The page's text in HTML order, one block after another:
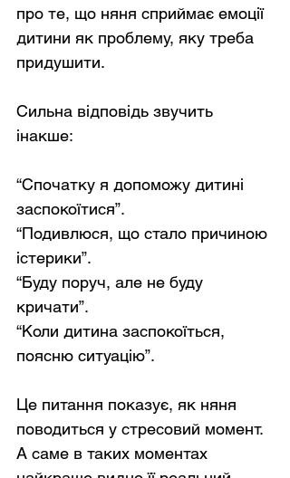
про те, що няня сприймає емоції
дитини як проблему, яку треба
придушити.
Сильна відповідь звучить
інакше:
“Спочатку я допоможу дитині
заспокоїтися”.
“Подивлюся, що стало причиною
істерики”.
“Буду поруч, але не буду
кричати”.
“Коли дитина заспокоїться,
поясню ситуацію”.
Це питання показує, як няня
поводиться у стресовий момент.
А саме в таких моментах